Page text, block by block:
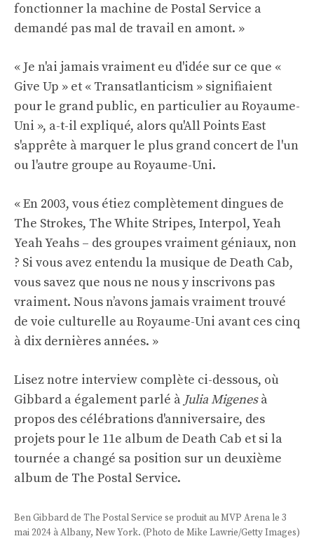
fonctionner la machine de Postal Service a
demandé pas mal de travail en amont. »
« Je n'ai jamais vraiment eu d'idée sur ce que «
Give Up » et « Transatlanticism » signifiaient
pour le grand public, en particulier au Royaume-
Uni », a-t-il expliqué, alors qu'All Points East
s'apprête à marquer le plus grand concert de l'un
ou l'autre groupe au Royaume-Uni.
« En 2003, vous étiez complètement dingues de
The Strokes, The White Stripes, Interpol, Yeah
Yeah Yeahs – des groupes vraiment géniaux, non
? Si vous avez entendu la musique de Death Cab,
vous savez que nous ne nous y inscrivons pas
vraiment. Nous n’avons jamais vraiment trouvé
de voie culturelle au Royaume-Uni avant ces cinq
à dix dernières années. »
Lisez notre interview complète ci-dessous, où
Gibbard a également parlé à Julia Migenesà
propos des célébrations d'anniversaire, des
projets pour le 11e album de Death Cab et si la
tournée a changé sa position sur un deuxième
album de The Postal Service.
Ben Gibbard de The Postal Service se produit au MVP Arena le 3
mai 2024 à Albany, New York. (Photo de Mike Lawrie/Getty Images)